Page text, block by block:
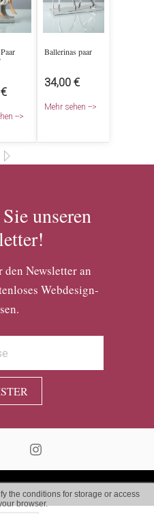
Newsletter an
Webdesign-
unseren
-->
Ballerinas paar
34,00 €
Mehr sehen -->
the conditions for storage or access
browser.